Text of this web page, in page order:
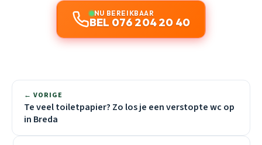
NU BEREIKBAAR
BEL 076 204 20 40
← VORIGE
Te veel toiletpapier? Zo los je een verstopte wc op
in Breda